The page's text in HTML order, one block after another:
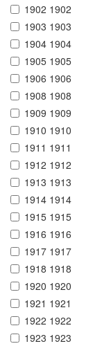
1902 1902
1903 1903
1904 1904
1905 1905
1906 1906
1908 1908
1909 1909
1910 1910
1911 1911
1912 1912
1913 1913
1914 1914
1915 1915
1916 1916
1917 1917
1918 1918
1920 1920
1921 1921
1922 1922
1923 1923